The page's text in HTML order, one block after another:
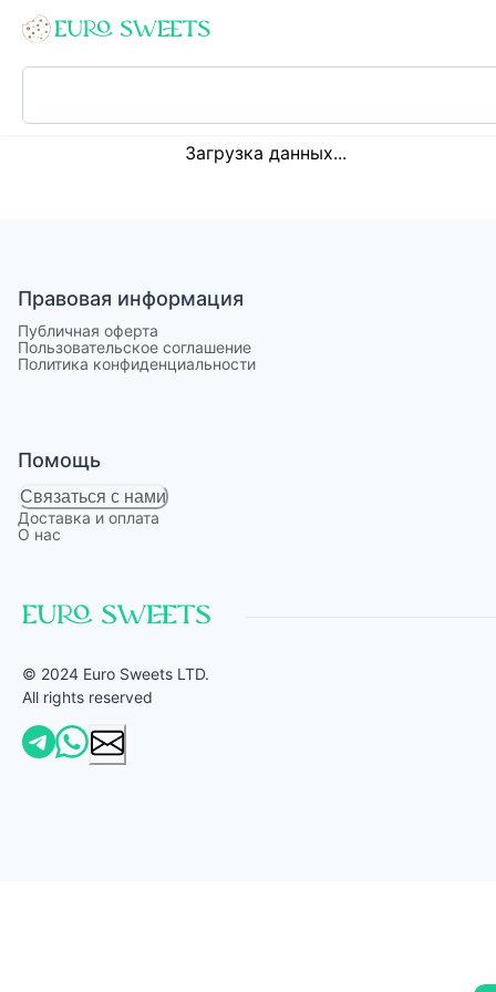
Loading...
Загрузка данных...
Правовая информация
Публичная оферта
Пользовательское соглашение
Политика конфиденциальности
Помощь
Связаться с нами
Доставка и оплата
О нас
© 2024 Euro Sweets LTD.
All rights reserved